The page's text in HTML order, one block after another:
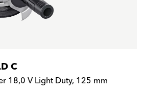
C
18,0 V Light Duty, 125 mm